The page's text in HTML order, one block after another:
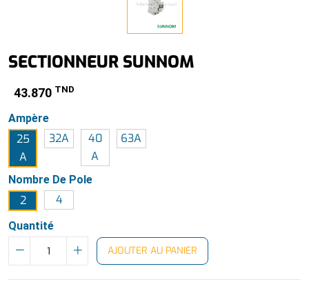
SECTIONNEUR SUNNOM
43.870 TND
Ampère
25
A
32A
40
A
63A
Nombre De Pole
2 4
Quantité
AJOUTER AU PANIER